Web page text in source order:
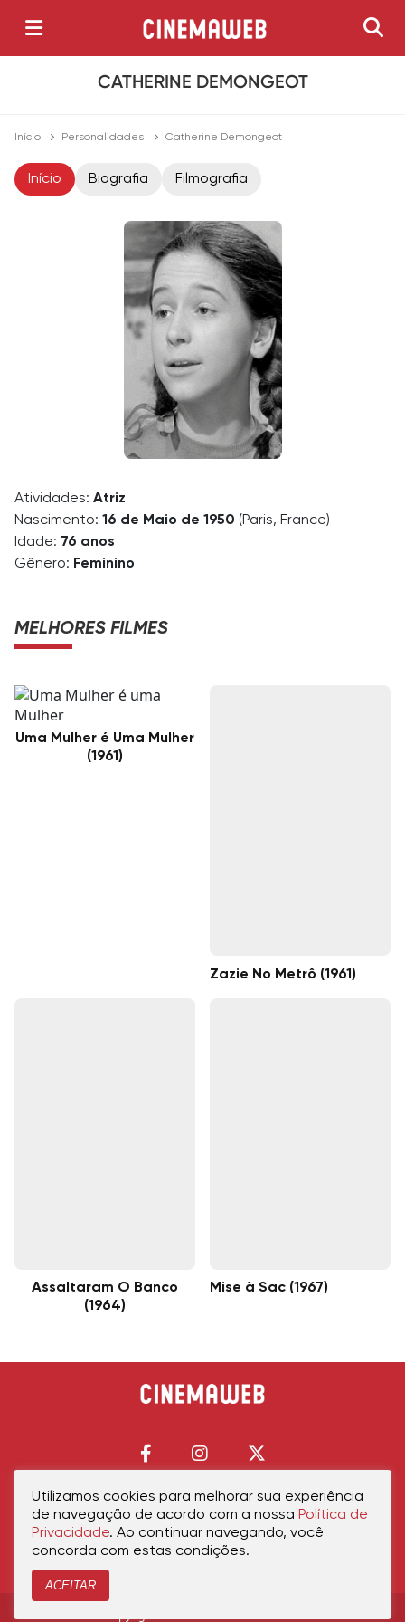
CATHERINE DEMONGEOT
Início Personalidades Catherine Demongeot
Início Biografia Filmografia
Atividades: Atriz
Nascimento: 16 de Maio de 1950 (Paris, France)
Idade: 76 anos
Gênero: Feminino
MELHORES FILMES
Uma Mulher é Uma Mulher
(1961)
Zazie No Metrô (1961)
Assaltaram O Banco
(1964)
Mise à Sac (1967)
Início Política de Privacidade Política de Cookies Contato
Utilizamos cookies para melhorar sua experiência
de navegação de acordo com a nossa Política de
Privacidade. Ao continuar navegando, você
concorda com estas condições.
ACEITAR